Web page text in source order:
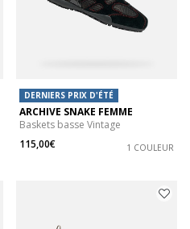
DERNIERS PRIX D'ÉTÉ
ARCHIVE SNAKE FEMME
Baskets basse Vintage
115,00€
1 COULEUR